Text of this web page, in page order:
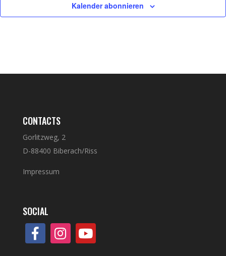
Kalender abonnieren
CONTACTS
Gorlitzweg, 2
D-88400 Biberach/Riss
Impressum
SOCIAL